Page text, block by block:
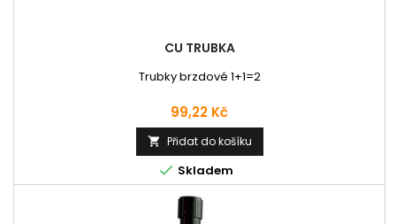
CU TRUBKA
Trubky brzdové 1+1=2
Cena
99,22 Kč
 Přidat do košíku
 Skladem